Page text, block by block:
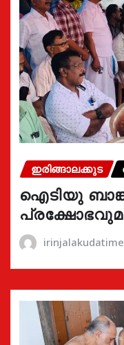
ഇരിങ്ങാലക്കുട
ഐടിയു